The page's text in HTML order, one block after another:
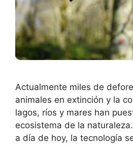
Actualmente miles de
animales en extinción y la
lagos, ríos y mares han
ecosistema de la
a día de hoy, la tecnología